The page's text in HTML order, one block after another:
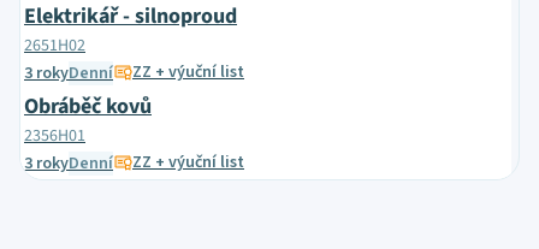
Elektrikář - silnoproud
2651H02
3 rokyDenní ZZ + výuční list
Obráběč kovů
2356H01
3 rokyDenní ZZ + výuční list